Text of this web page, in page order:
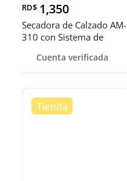
RD$ 1,350
Secadora de Calzado AM-
310 con Sistema de
Cuenta verificada